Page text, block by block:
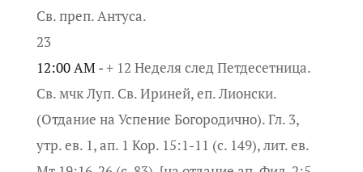
Св. преп. Антуса.
23
12:00 AM -+ 12 Неделя след Петдесетница.
Св. мчк Луп. Св. Ириней, еп. Лионски.
(Отдание на Успение Богородично). Гл. 3,
утр. ев. 1, ап. 1 Кор. 15:1-11 (с. 149), лит. ев.